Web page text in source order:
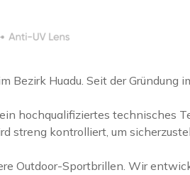
Huadu. Seit der Gründung
hochqualifiziertes technisches
kontrolliert, um
Outdoor-Sportbrillen. Wir